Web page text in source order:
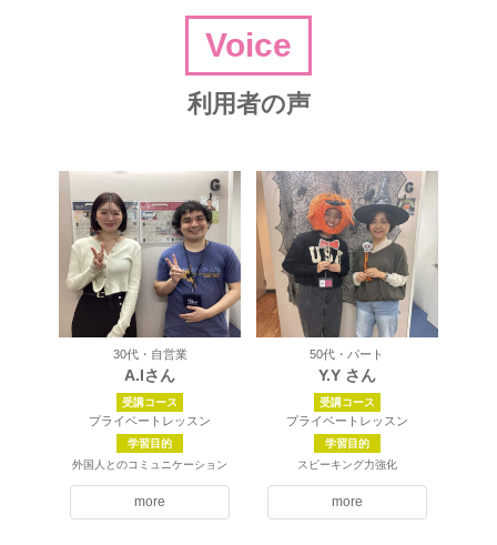
Voice
利用者の声
30代・自営業
A.Iさん
受講コース
プライベートレッスン
学習目的
外国人とのコミュニケーション
more
50代・パート
Y.Y さん
受講コース
プライベートレッスン
学習目的
スピーキング力強化
more